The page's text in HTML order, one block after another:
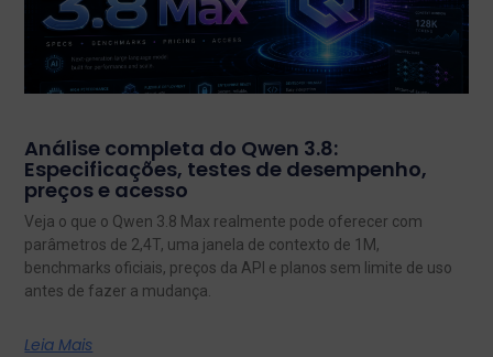
Análise completa do Qwen 3.8:
Especificações, testes de desempenho,
preços e acesso
Veja o que o Qwen 3.8 Max realmente pode oferecer com
parâmetros de 2,4T, uma janela de contexto de 1M,
benchmarks oficiais, preços da API e planos sem limite de uso
antes de fazer a mudança.
Leia Mais